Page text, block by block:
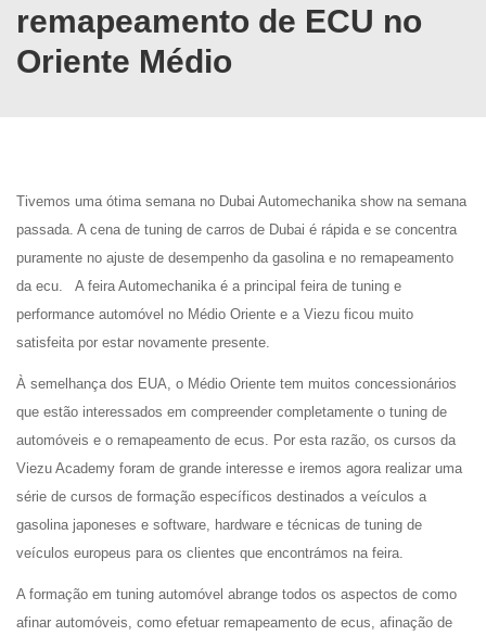
remapeamento de ECU no
Oriente Médio
Tivemos uma ótima semana no Dubai Automechanika show na semana
passada. A cena de tuning de carros de Dubai é rápida e se concentra
puramente no ajuste de desempenho da gasolina e no remapeamento
da ecu. A feira Automechanika é a principal feira de tuning e
performance automóvel no Médio Oriente e a Viezu ficou muito
satisfeita por estar novamente presente.
À semelhança dos EUA, o Médio Oriente tem muitos concessionários
que estão interessados em compreender completamente o tuning de
automóveis e o remapeamento de ecus. Por esta razão, os cursos da
Viezu Academy foram de grande interesse e iremos agora realizar uma
série de cursos de formação específicos destinados a veículos a
gasolina japoneses e software, hardware e técnicas de tuning de
veículos europeus para os clientes que encontrámos na feira.
A formação em tuning automóvel abrange todos os aspectos de como
afinar automóveis, como efetuar remapeamento de ecus, afinação de